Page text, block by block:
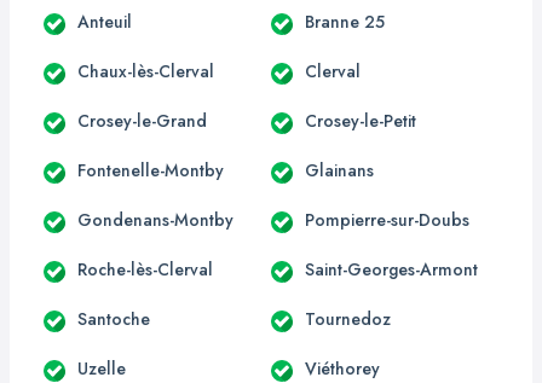
Anteuil Branne 25
Chaux-lès-Clerval Clerval
Crosey-le-Grand Crosey-le-Petit
Fontenelle-Montby Glainans
Gondenans-Montby Pompierre-sur-Doubs
Roche-lès-Clerval Saint-Georges-Armont
Santoche Tournedoz
Uzelle Viéthorey